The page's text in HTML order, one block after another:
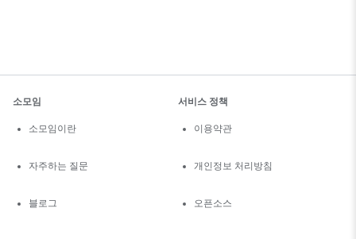
소모임
소모임이란
자주하는 질문
블로그
서비스 정책
이용약관
개인정보 처리방침
오픈소스